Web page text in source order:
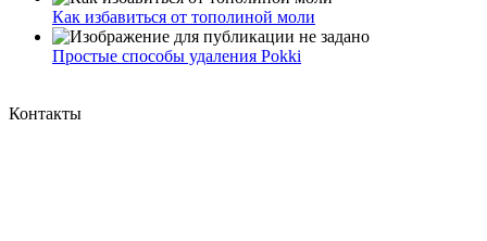
Как избавиться от тополиной моли
Простые способы удаления Pokki
Контакты